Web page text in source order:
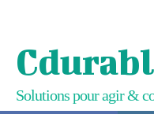
Solutions pour agir &